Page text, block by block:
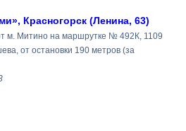
Красногорск (Ленина, 63)
м. Митино на маршрутке № 492К, 1109
от остановки 190 метров (за